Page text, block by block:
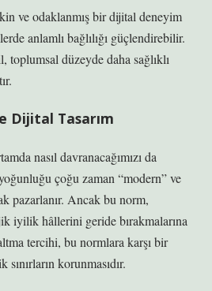
ve odaklanmış bir dijital deneyim
anlamlı bağlılığı güçlendirebilir.
toplumsal düzeyde daha sağlıklı
Dijital Tasarım
nasıl davranacağımızı da
çoğu zaman “modern” ve
pazarlanır. Ancak bu norm,
iyilik hâllerini geride bırakmalarına
tercihi, bu normlara karşı bir
korunmasıdır.